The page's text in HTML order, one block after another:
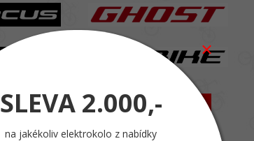
SLEVA 2.000,-
na jakékoliv elektrokolo z nabídky